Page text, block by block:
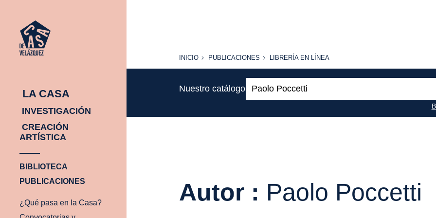
LA CASA
INVESTIGACIÓN
CREACIÓN
ARTÍSTICA
BIBLIOTECA
PUBLICACIONES
¿Qué pasa en la Casa?
INICIO
INICIO PUBLICACIONES
PUBLICACIONES
LIBRERÍA
LÍNEA
LIBRERÍA EN LÍNEA
Nuestro catálogo
Autor : Paolo Poccetti